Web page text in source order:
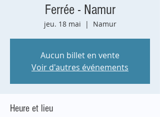
Ferrée - Namur
jeu. 18 mai
  |
Namur
Aucun billet en vente
Voir d'autres événements
Heure et lieu